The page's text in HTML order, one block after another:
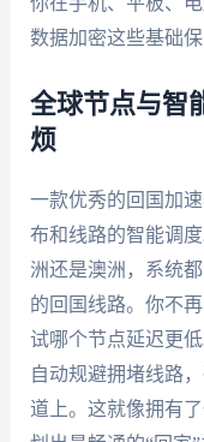
数据加密这些基础
全球节点与智
烦
一款优秀的回国加
布和线路的智能调
洲还是澳洲，系统
的回国线路。你不
试哪个节点延迟更
自动规避拥堵线路
道上。这就像拥有